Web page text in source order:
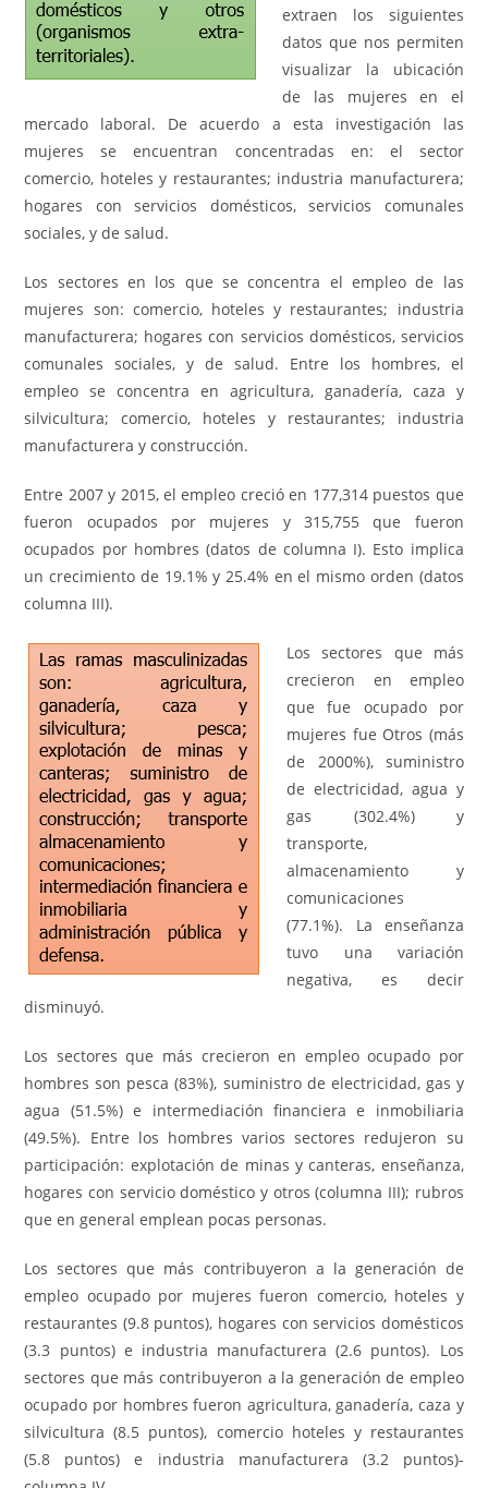
extraen los siguientes
datos que nos permiten
visualizar la ubicación
de las mujeres en el
mercado laboral. De acuerdo a esta investigación las
mujeres se encuentran concentradas en: el sector
comercio, hoteles y restaurantes; industria manufacturera;
hogares con servicios domésticos, servicios comunales
sociales, y de salud.
Los sectores en los que se concentra el empleo de las
mujeres son: comercio, hoteles y restaurantes; industria
manufacturera; hogares con servicios domésticos, servicios
comunales sociales, y de salud. Entre los hombres, el
empleo se concentra en agricultura, ganadería, caza y
silvicultura; comercio, hoteles y restaurantes; industria
manufacturera y construcción.
Entre 2007 y 2015, el empleo creció en 177,314 puestos que
fueron ocupados por mujeres y 315,755 que fueron
ocupados por hombres (datos de columna I). Esto implica
un crecimiento de 19.1% y 25.4% en el mismo orden (datos
columna III).
Los sectores que más
crecieron en empleo
que fue ocupado por
mujeres fue Otros (más
de 2000%), suministro
de electricidad, agua y
gas (302.4%) y
transporte,
almacenamiento y
comunicaciones
(77.1%). La enseñanza
tuvo una variación
negativa, es decir
disminuyó.
Los sectores que más crecieron en empleo ocupado por
hombres son pesca (83%), suministro de electricidad, gas y
agua (51.5%) e intermediación financiera e inmobiliaria
(49.5%). Entre los hombres varios sectores redujeron su
participación: explotación de minas y canteras, enseñanza,
hogares con servicio doméstico y otros (columna III); rubros
que en general emplean pocas personas.
Los sectores que más contribuyeron a la generación de
empleo ocupado por mujeres fueron comercio, hoteles y
restaurantes (9.8 puntos), hogares con servicios domésticos
(3.3 puntos) e industria manufacturera (2.6 puntos). Los
sectores que más contribuyeron a la generación de empleo
ocupado por hombres fueron agricultura, ganadería, caza y
silvicultura (8.5 puntos), comercio hoteles y restaurantes
(5.8 puntos) e industria manufacturera (3.2 puntos)-